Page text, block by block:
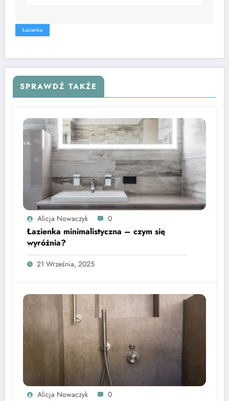
Łazienka
SPRAWDŹ TAKŻE
Alicja Nowaczyk 0
Łazienka minimalistyczna – czym się
wyróżnia?
21 Września, 2025
Alicja Nowaczyk 0